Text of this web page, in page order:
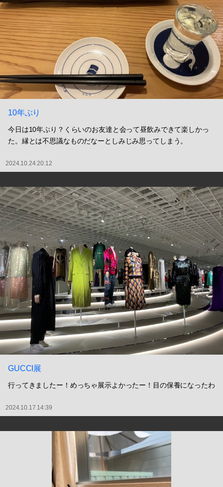
10年ぶり
今日は10年ぶり？くらいのお友達と会って昼飲みできて楽しかっ
た。縁とは不思議なものだなーとしみじみ思ってしまう。
2024.10.24 20:12
GUCCI展
行ってきましたー！めっちゃ展示よかったー！目の保養になったわ
2024.10.17 14:39